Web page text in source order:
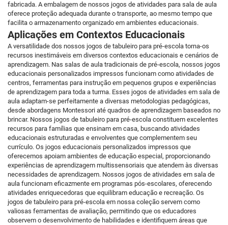
fabricada. A embalagem de nossos jogos de atividades para sala de aula
oferece proteção adequada durante o transporte, ao mesmo tempo que
facilita o armazenamento organizado em ambientes educacionais.
Aplicações em Contextos Educacionais
A versatilidade dos nossos jogos de tabuleiro para pré-escola torna-os
recursos inestimáveis em diversos contextos educacionais e cenários de
aprendizagem. Nas salas de aula tradicionais de pré-escola, nossos jogos
educacionais personalizados impressos funcionam como atividades de
centros, ferramentas para instrução em pequenos grupos e experiências
de aprendizagem para toda a turma. Esses jogos de atividades em sala de
aula adaptam-se perfeitamente a diversas metodologias pedagógicas,
desde abordagens Montessori até quadros de aprendizagem baseados no
brincar. Nossos jogos de tabuleiro para pré-escola constituem excelentes
recursos para famílias que ensinam em casa, buscando atividades
educacionais estruturadas e envolventes que complementem seu
currículo. Os jogos educacionais personalizados impressos que
oferecemos apoiam ambientes de educação especial, proporcionando
experiências de aprendizagem multissensoriais que atendem às diversas
necessidades de aprendizagem. Nossos jogos de atividades em sala de
aula funcionam eficazmente em programas pós-escolares, oferecendo
atividades enriquecedoras que equilibram educação e recreação. Os
jogos de tabuleiro para pré-escola em nossa coleção servem como
valiosas ferramentas de avaliação, permitindo que os educadores
observem o desenvolvimento de habilidades e identifiquem áreas que